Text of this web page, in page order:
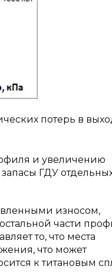
потерь в
и увеличению
ГДУ
износом,
части
то, что места
что может
к титановым